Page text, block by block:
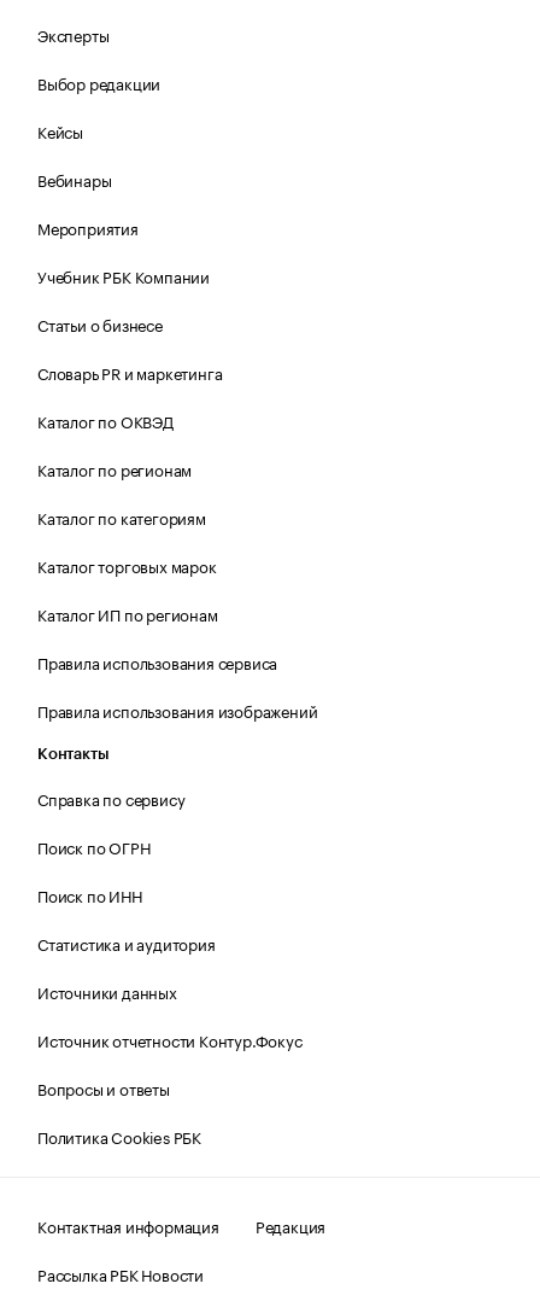
Эксперты
Выбор редакции
Кейсы
Вебинары
Мероприятия
Учебник РБК Компании
Статьи о бизнесе
Словарь PR и маркетинга
Каталог по ОКВЭД
Каталог по регионам
Каталог по категориям
Каталог торговых марок
Каталог ИП по регионам
Правила использования сервиса
Правила использования изображений
Контакты
Справка по сервису
Поиск по ОГРН
Поиск по ИНН
Статистика и аудитория
Источники данных
Источник отчетности Контур.Фокус
Вопросы и ответы
Политика Cookies РБК
Контактная информация
Редакция
Рассылка РБК Новости